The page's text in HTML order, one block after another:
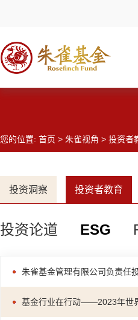
您的位置: 首页 > 朱雀视角 > 投资者
投资洞察 投资者教育
投资论道 ESG
朱雀基金管理有限公司负责任
基金行业在行动——2023年世